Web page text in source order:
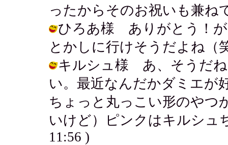
ったからそのお祝いも兼ね
ひろあ様 ありがとう！が
とかしに行けそうだよね（
キルシュ様 あ、そうだ
い。最近なんだかダミエが
ちょっと丸っこい形のやつ
いけど）ピンクはキルシュ
11:56 )